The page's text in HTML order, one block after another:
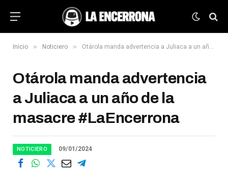
Inicio » Noticiero » Otárola manda advertencia a Juliaca a un año de la masacre #LaEncerrona
Otárola manda advertencia
a Juliaca a un año de la
masacre #LaEncerrona
NOTICIERO 09/01/2024